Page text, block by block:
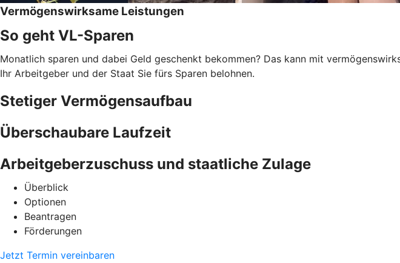
Vermögenswirksame Leistungen
So geht VL-Sparen
Monatlich sparen und dabei Geld geschenkt bekommen? Das kann mit
Ihr Arbeitgeber und der Staat Sie fürs Sparen belohnen.
Stetiger Vermögensaufbau
Überschaubare Laufzeit
Arbeitgeberzuschuss und staatliche Zulage
Überblick
Optionen
Beantragen
Förderungen
Jetzt Termin vereinbaren